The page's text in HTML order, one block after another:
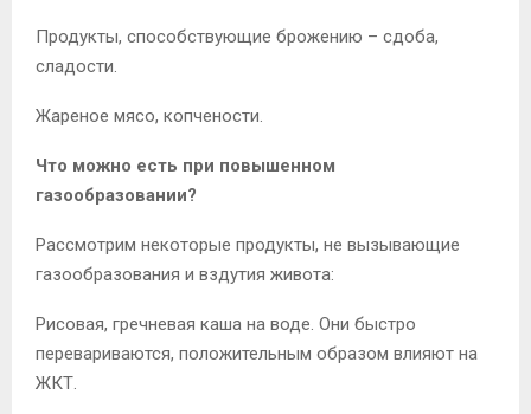
Продукты, способствующие брожению – сдоба,
сладости.
Жареное мясо, копчености.
Что можно есть при повышенном
газообразовании?
Рассмотрим некоторые продукты, не вызывающие
газообразования и вздутия живота:
Рисовая, гречневая каша на воде. Они быстро
перевариваются, положительным образом влияют на
ЖКТ.